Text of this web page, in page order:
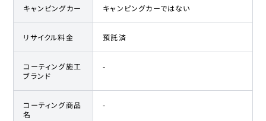
キャンピングカー キャンピングカーではない
リサイクル料金 預託済
コーティング施工
ブランド
-
コーティング商品
名
-